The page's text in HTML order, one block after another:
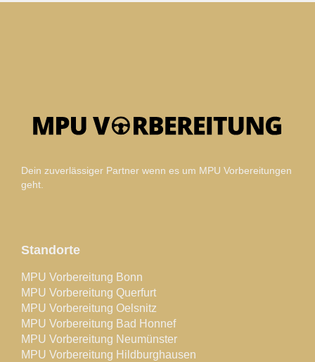
Dein zuverlässiger Partner wenn es um MPU Vorbereitungen
geht.
Standorte
MPU Vorbereitung Bonn
MPU Vorbereitung Querfurt
MPU Vorbereitung Oelsnitz
MPU Vorbereitung Bad Honnef
MPU Vorbereitung Neumünster
MPU Vorbereitung Hildburghausen